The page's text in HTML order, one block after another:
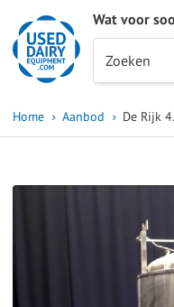
Wat voor
Zoeken
Home Aanbod De Rijk